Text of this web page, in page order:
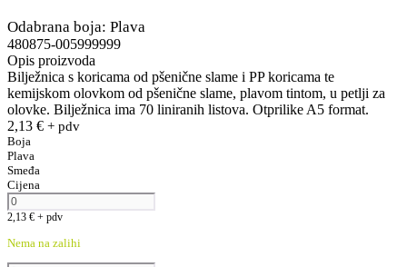
Odabrana boja: Plava
480875-005999999
Opis proizvoda
Bilježnica s koricama od pšenične slame i PP koricama te
kemijskom olovkom od pšenične slame, plavom tintom, u petlji za
olovke. Bilježnica ima 70 liniranih listova. Otprilike A5 format.
2,13 € + pdv
Boja
Plava
Smeđa
Cijena
2,13 € + pdv
Nema na zalihi